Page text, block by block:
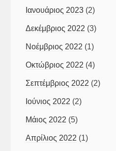
Ιανουάριος 2023 (2)
Δεκέμβριος 2022 (3)
Νοέμβριος 2022 (1)
Οκτώβριος 2022 (4)
Σεπτέμβριος 2022 (2)
Ιούνιος 2022 (2)
Μάιος 2022 (5)
Απρίλιος 2022 (1)